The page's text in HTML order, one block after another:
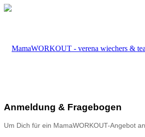
Anmeldung & Fragebogen
Um Dich für ein MamaWORKOUT-Angebot